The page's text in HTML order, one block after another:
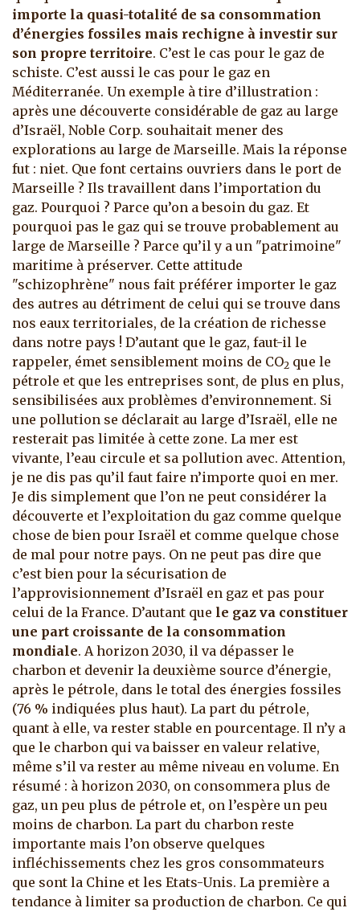
importe la quasi-totalité de sa consommation
d’énergies fossiles mais rechigne à investir sur
son propre territoire. C’est le cas pour le gaz de
schiste. C’est aussi le cas pour le gaz en
Méditerranée. Un exemple à tire d’illustration :
après une découverte considérable de gaz au large
d’Israël, Noble Corp. souhaitait mener des
explorations au large de Marseille. Mais la réponse
fut : niet. Que font certains ouvriers dans le port de
Marseille ? Ils travaillent dans l’importation du
gaz. Pourquoi ? Parce qu’on a besoin du gaz. Et
pourquoi pas le gaz qui se trouve probablement au
large de Marseille ? Parce qu’il y a un "patrimoine"
maritime à préserver. Cette attitude
"schizophrène" nous fait préférer importer le gaz
des autres au détriment de celui qui se trouve dans
nos eaux territoriales, de la création de richesse
dans notre pays ! D’autant que le gaz, faut-il le
rappeler, émet sensiblement moins de CO2 que le
pétrole et que les entreprises sont, de plus en plus,
sensibilisées aux problèmes d’environnement. Si
une pollution se déclarait au large d’Israël, elle ne
resterait pas limitée à cette zone. La mer est
vivante, l’eau circule et sa pollution avec. Attention,
je ne dis pas qu’il faut faire n’importe quoi en mer.
Je dis simplement que l’on ne peut considérer la
découverte et l’exploitation du gaz comme quelque
chose de bien pour Israël et comme quelque chose
de mal pour notre pays. On ne peut pas dire que
c’est bien pour la sécurisation de
l’approvisionnement d’Israël en gaz et pas pour
celui de la France. D’autant que le gaz va constituer
une part croissante de la consommation
mondiale. A horizon 2030, il va dépasser le
charbon et devenir la deuxième source d’énergie,
après le pétrole, dans le total des énergies fossiles
(76 % indiquées plus haut). La part du pétrole,
quant à elle, va rester stable en pourcentage. Il n’y a
que le charbon qui va baisser en valeur relative,
même s’il va rester au même niveau en volume. En
résumé : à horizon 2030, on consommera plus de
gaz, un peu plus de pétrole et, on l’espère un peu
moins de charbon. La part du charbon reste
importante mais l’on observe quelques
infléchissements chez les gros consommateurs
que sont la Chine et les Etats-Unis. La première a
tendance à limiter sa production de charbon. Ce qui